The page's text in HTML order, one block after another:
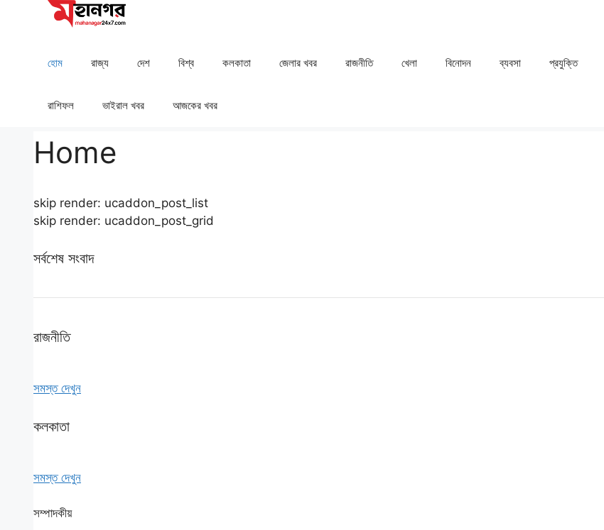
হোম রাজ্য দেশ ⁠বিশ্ব কলকাতা ⁠⁠জেলার খবর রাজনীতি খেলা ⁠বিনোদন ব্যবসা প্রযুক্তি
রাশিফল ⁠⁠ভাইরাল খবর আজকের খবর
Home
skip render: ucaddon_post_list
skip render: ucaddon_post_grid
সর্বশেষ সংবাদ
রাজনীতি
সমস্ত দেখুন
কলকাতা
সমস্ত দেখুন
সম্পাদকীয়